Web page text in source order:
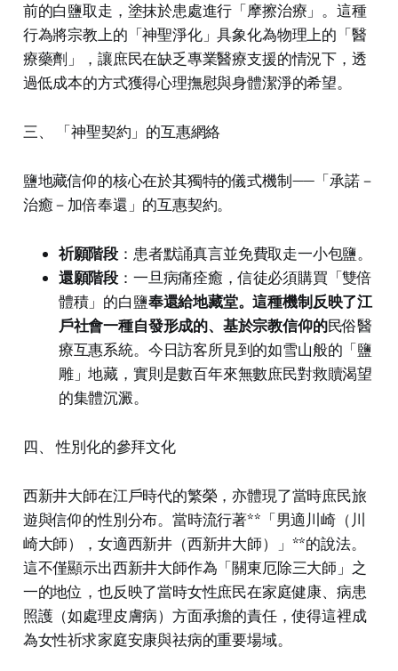
前的白鹽取走，塗抹於患處進行「摩擦治療」。這種
行為將宗教上的「神聖淨化」具象化為物理上的「醫
療藥劑」，讓庶民在缺乏專業醫療支援的情況下，透
過低成本的方式獲得心理撫慰與身體潔淨的希望。
三、 「神聖契約」的互惠網絡
鹽地藏信仰的核心在於其獨特的儀式機制——「承諾－
治癒－加倍奉還」的互惠契約。
祈願階段：患者默誦真言並免費取走一小包鹽。
還願階段：一旦病痛痊癒，信徒必須購買「雙倍
體積」的白鹽奉還給地藏堂。這種機制反映了江
戶社會一種自發形成的、基於宗教信仰的民俗醫
療互惠系統。今日訪客所見到的如雪山般的「鹽
雕」地藏，實則是數百年來無數庶民對救贖渴望
的集體沉澱。
四、 性別化的參拜文化
西新井大師在江戶時代的繁榮，亦體現了當時庶民旅
遊與信仰的性別分布。當時流行著**「男適川崎（川
崎大師），女適西新井（西新井大師）」**的說法。
這不僅顯示出西新井大師作為「關東厄除三大師」之
一的地位，也反映了當時女性庶民在家庭健康、病患
照護（如處理皮膚病）方面承擔的責任，使得這裡成
為女性祈求家庭安康與祛病的重要場域。